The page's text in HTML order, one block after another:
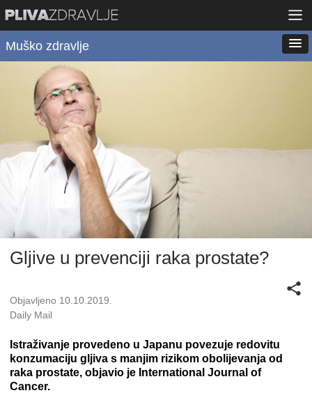
Muško zdravlje
Gljive u prevenciji raka prostate?
Objavljeno 10.10.2019.
Daily Mail
Istraživanje provedeno u Japanu povezuje redovitu
konzumaciju gljiva s manjim rizikom obolijevanja od
raka prostate, objavio je International Journal of
Cancer.